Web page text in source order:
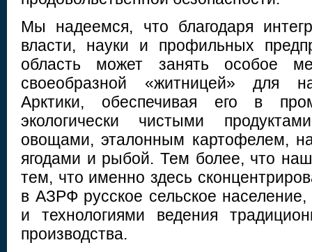
Мы надеемся, что благодаря
власти, науки и профильных
область может занять особое
своеобразной «житницей» для
Арктики, обеспечивая его в
экологически чистыми
овощами, эталонным картофелем,
ягодами и рыбой. Тем более, что
тем, что именно здесь
в АЗРФ русское сельское
и технологиями ведения
производства.